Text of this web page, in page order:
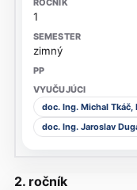
1
zimný
doc. Ing. Michal Tkáč,
doc. Ing. Jaroslav
2. ročník